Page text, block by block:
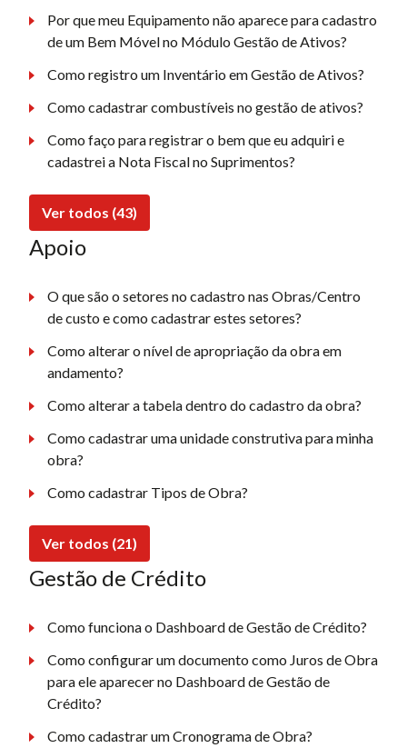
Por que meu Equipamento não aparece para cadastro
de um Bem Móvel no Módulo Gestão de Ativos?
Como registro um Inventário em Gestão de Ativos?
Como cadastrar combustíveis no gestão de ativos?
Como faço para registrar o bem que eu adquiri e
cadastrei a Nota Fiscal no Suprimentos?
Ver todos (43)
Apoio
O que são o setores no cadastro nas Obras/Centro
de custo e como cadastrar estes setores?
Como alterar o nível de apropriação da obra em
andamento?
Como alterar a tabela dentro do cadastro da obra?
Como cadastrar uma unidade construtiva para minha
obra?
Como cadastrar Tipos de Obra?
Ver todos (21)
Gestão de Crédito
Como funciona o Dashboard de Gestão de Crédito?
Como configurar um documento como Juros de Obra
para ele aparecer no Dashboard de Gestão de
Crédito?
Como cadastrar um Cronograma de Obra?